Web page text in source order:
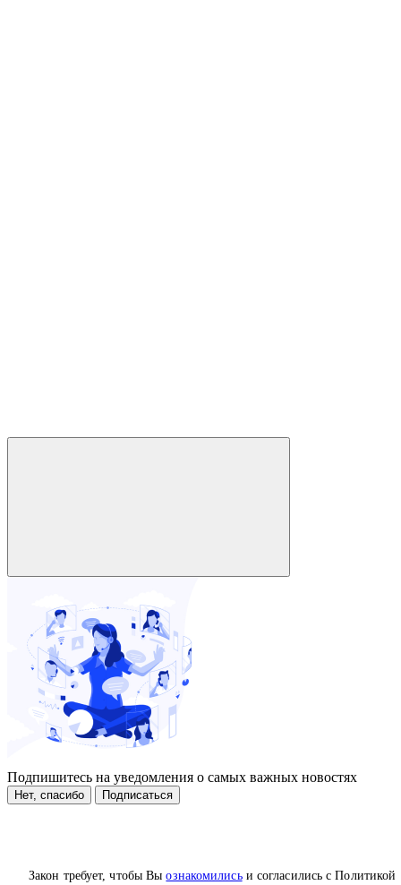
Закон требует, чтобы Выознакомилисьи согласились с Политикой
Подпишитесь на уведомления о самых важных новостях
Нет, спасибо Подписаться